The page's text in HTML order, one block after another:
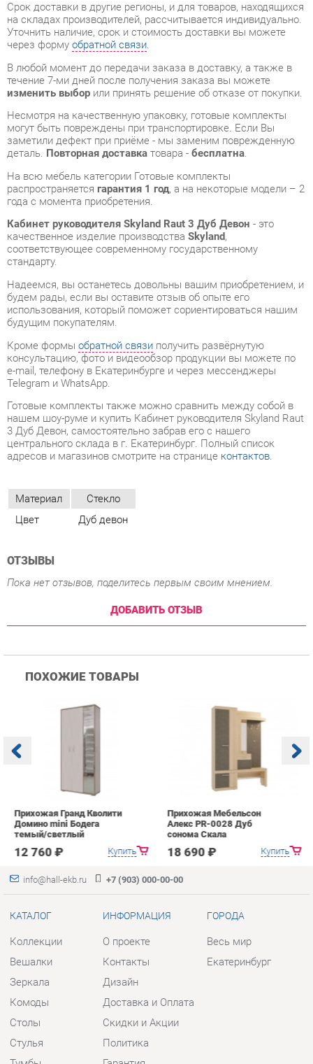
В любой момент до передачи заказа в доставку, а также в
течение 7-ми дней после получения заказа вы можете
изменить выборили принять решение об отказе от покупки.
Несмотря на качественную упаковку, готовые комплекты
могут быть повреждены при транспортировке. Если Вы
заметили дефект при приёме - мы заменим поврежденную
деталь.Повторная доставкатовара -бесплатна.
На всю мебель категории Готовые комплекты
распространяетсягарантия 1 год, а на некоторые модели – 2
года с момента приобретения.
Кабинет руководителя Skyland Raut 3 Дуб Девон- это
качественное изделие производства
соответствующее современному государственному
стандарту.
будем рады, если вы оставите отзыв об опыте его
использования, который поможет сориентироваться нашим
будущим покупателям.
консультацию, фото и видеообзор продукции вы можете по
e-mail, телефону в Екатеринбурге и через мессенджеры
Telegram и WhatsApp.
Готовые комплекты также можно сравнить между собой в
нашем шоу-руме и купить Кабинет руководителя Skyland Raut
3 Дуб Девон, самостоятельно забрав его с нашего
центрального склада в г. Екатеринбург. Полный список
адресов и магазинов смотрите на странице
Материал
Стекло
Цвет
Дуб девон
Пока нет отзывов, поделитесь первым своим мнением.
ПОХОЖИЕ ТОВАРЫ
Домино mini Бодега
темый/светлый
12 760 ₽ Купить
Прихожая Мебельсон
КАТАЛОГ
Коллекции
Зеркала
Стулья
Тумбы
Шкафы
Комплектующие
ИНФОРМАЦИЯ
О проекте
Дизайн
Скидки и Акции
Политика
Гарантия
Помощь
ГОРОДА
Весь мир
Шоурум и склад самовывоза